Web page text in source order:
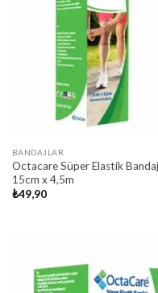
BANDAJLAR
Octacare Süper Elastik Bandaj
15cm x 4,5m
₺49,90